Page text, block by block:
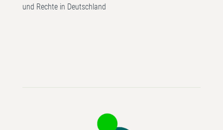
und Rechte in Deutschland